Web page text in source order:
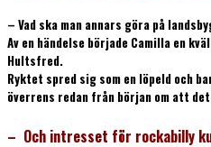
– Vad ska man annars göra på
Av en händelse började Camilla en
Hultsfred.
Ryktet spred sig som en löpeld och
överrens redan från början om att
– Och intresset för rockabilly